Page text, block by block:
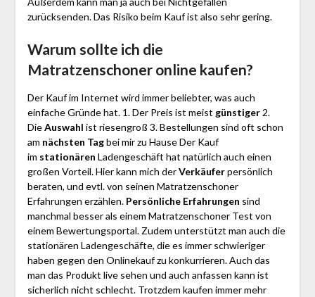
zurücksenden. Das Risiko beim Kauf ist also sehr gering.
Warum sollte ich die
Matratzenschoner online kaufen?
Der Kauf im Internet wird immer beliebter, was auch
einfache Gründe hat. 1. Der Preis ist meist günstiger2.
DieAuswahl ist riesengroß 3. Bestellungen sind oft schon
am nächsten Tagbei mir zu Hause Der Kauf
im stationären Ladengeschäft hat natürlich auch einen
großen Vorteil. Hier kann mich derVerkäuferpersönlich
beraten, und evtl. von seinen Matratzenschoner
Erfahrungen erzählen. Persönliche Erfahrungen sind
manchmal besser als einem Matratzenschoner Test von
einem Bewertungsportal. Zudem unterstützt man auch die
stationären Ladengeschäfte, die es immer schwieriger
haben gegen den Onlinekauf zu konkurrieren. Auch das
man das Produkt live sehen und auch anfassen kann ist
sicherlich nicht schlecht. Trotzdem kaufen immer mehr